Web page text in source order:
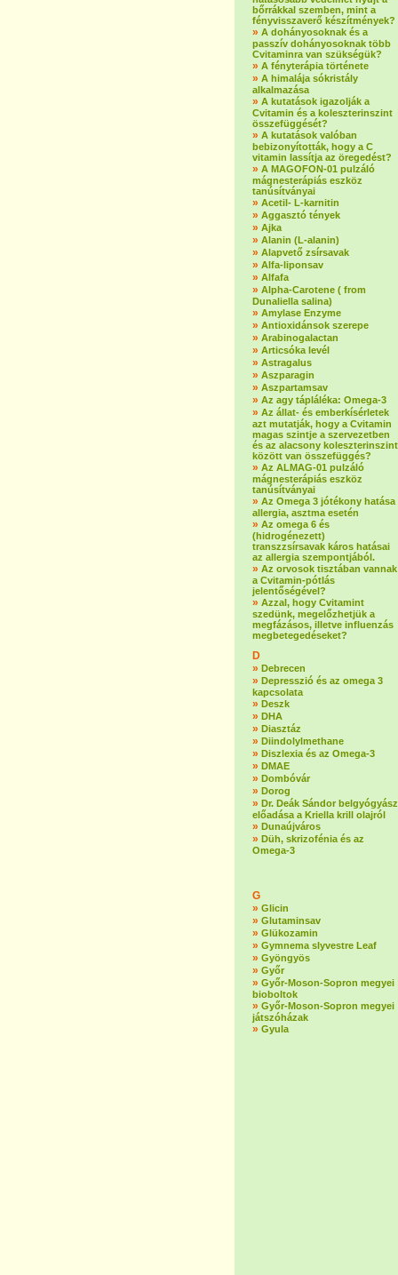
bőrrákkal szemben, mint a
fényvisszaverő készítmények?
» A dohányosoknak és a
passzív dohányosoknak több
Cvitaminra van szükségük?
» A fényterápia története
» A himalája sókristály
alkalmazása
» A kutatások igazolják a
Cvitamin és a koleszterinszint
összefüggését?
» A kutatások valóban
bebizonyították, hogy a C
vitamin lassítja az öregedést?
» A MAGOFON-01 pulzáló
mágnesterápiás eszköz
tanúsítványai
» Acetil- L-karnitin
» Aggasztó tények
» Ajka
» Alanin (L-alanin)
» Alapvető zsírsavak
» Alfa-liponsav
» Alfafa
» Alpha-Carotene ( from
Dunaliella salina)
» Amylase Enzyme
» Antioxidánsok szerepe
» Arabinogalactan
» Articsóka levél
» Astragalus
» Aszparagin
» Aszpartamsav
» Az agy tápláléka: Omega-3
» Az állat- és emberkísérletek
azt mutatják, hogy a Cvitamin
magas szintje a szervezetben
és az alacsony koleszterinszint
között van összefüggés?
» Az ALMAG-01 pulzáló
mágnesterápiás eszköz
tanúsítványai
» Az Omega 3 jótékony hatása
allergia, asztma esetén
» Az omega 6 és
(hidrogénezett)
transzzsírsavak káros hatásai
az allergia szempontjából.
» Az orvosok tisztában vannak
a Cvitamin-pótlás
jelentőségével?
» Azzal, hogy Cvitamint
szedünk, megelőzhetjük a
megfázásos, illetve influenzás
megbetegedéseket?
D
» Debrecen
» Depresszió és az omega 3
kapcsolata
» Deszk
» DHA
» Diasztáz
» Diindolylmethane
» Diszlexia és az Omega-3
» DMAE
» Dombóvár
» Dorog
» Dr. Deák Sándor belgyógyász
előadása a Kriella krill olajról
» Dunaújváros
» Düh, skrizofénia és az
Omega-3
G
» Glicin
» Glutaminsav
» Glükozamin
» Gymnema slyvestre Leaf
» Gyöngyös
» Győr
» Győr-Moson-Sopron megyei
bioboltok
» Győr-Moson-Sopron megyei
játszóházak
» Gyula